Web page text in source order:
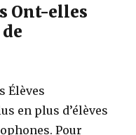
Ont-elles
Élèves
en plus d’élèves
Pour